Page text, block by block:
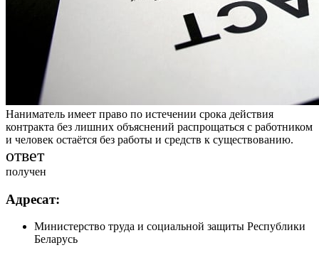
Наниматель имеет право по истечении срока действия
контракта без лишних объяснений распрощаться с работником
и человек остаётся без работы и средств к существованию.
ответ
получен
Адресат:
Министерство труда и социальной защиты Республики
Беларусь